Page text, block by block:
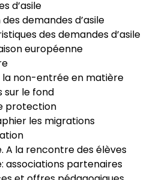
d’asile
demandes d’asile
des demandes d’asile
européenne
la non-entrée en matière
sur le fond
protection
les migrations
A la rencontre des élèves
associations partenaires